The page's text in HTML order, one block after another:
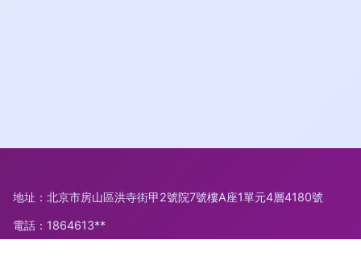
地址：北京市房山區洪寺街甲2號院7號樓A座1單元4層4180號
電話：1864613**